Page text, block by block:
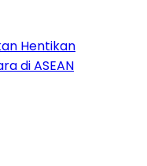
Hentikan
di ASEAN